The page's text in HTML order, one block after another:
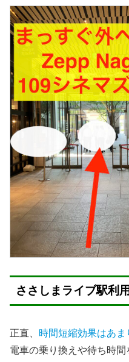
ささしまライブ駅利
正直、 時間短縮効果はあ
電車の乗り換えや待ち時